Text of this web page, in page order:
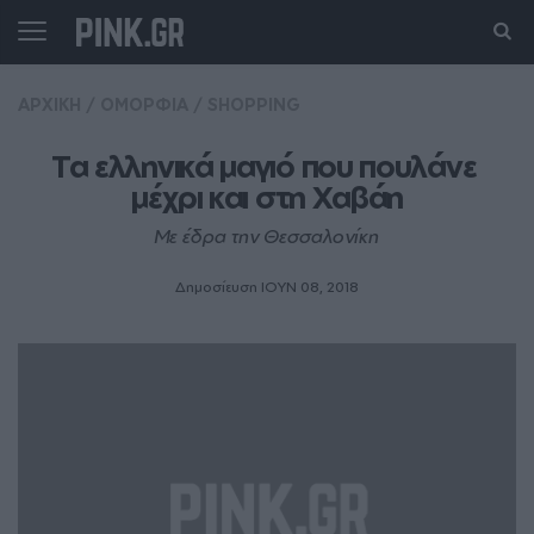
Τα ελληνικά μαγιό που πουλάνε
μέχρι και στη Χαβάη
Με έδρα την Θεσσαλονίκη
Δημοσίευση ΙΟΥΝ 08, 2018